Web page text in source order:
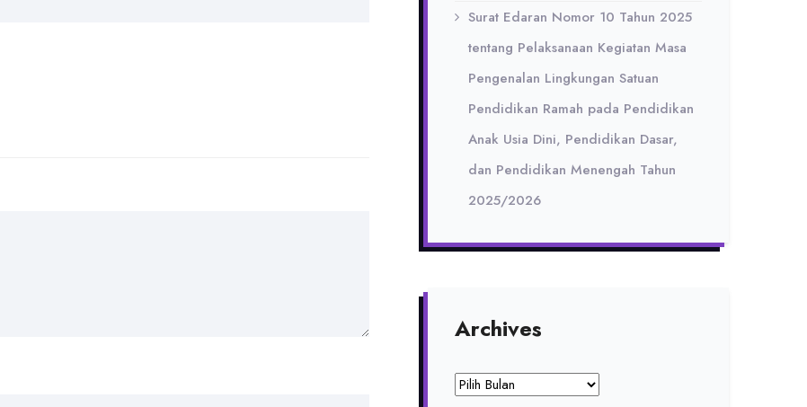
Surat Edaran Nomor 10 Tahun 2025
tentang Pelaksanaan Kegiatan Masa
Pengenalan Lingkungan Satuan
Pendidikan Ramah pada Pendidikan
Anak Usia Dini, Pendidikan Dasar,
dan Pendidikan Menengah Tahun
2025/2026
Archives
Archives